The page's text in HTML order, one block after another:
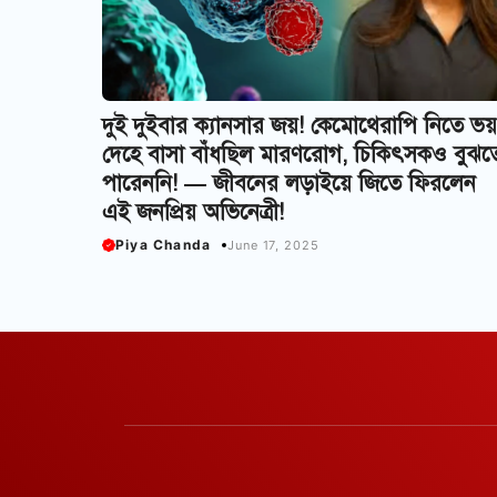
দুই দুইবার ক্যানসার জয়! কেমোথেরাপি নিতে
দেহে বাসা বাঁধছিল মারণরোগ, চিকিৎসকও
পারেননি! — জীবনের লড়াইয়ে জিতে ফিরলেন
এই জনপ্রিয় অভিনেত্রী!
Piya Chanda June 17, 2025